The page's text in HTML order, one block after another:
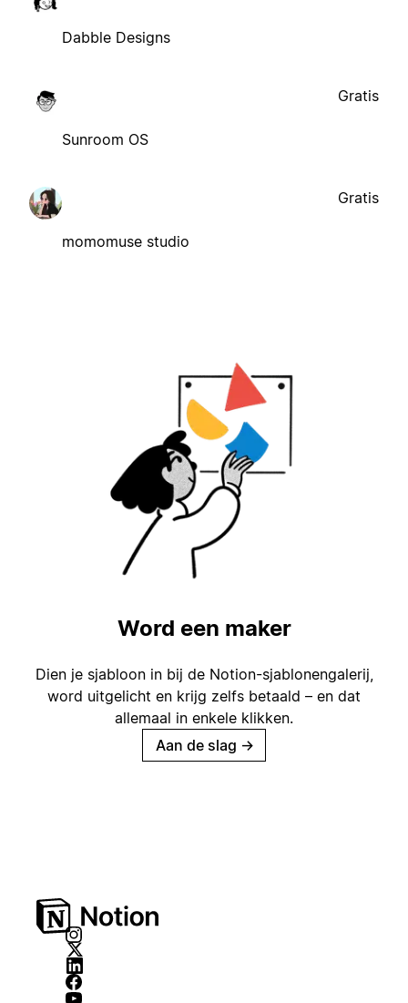
Dabble Designs
Sunroom OS
Gratis
momomuse studio
Gratis
Word een maker
Dien je sjabloon in bij de Notion-sjablonengalerij,
word uitgelicht en krijg zelfs betaald – en dat
allemaal in enkele klikken.
Aan de slag →